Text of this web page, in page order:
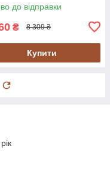
до відправки
₴ 8 309 ₴
Купити